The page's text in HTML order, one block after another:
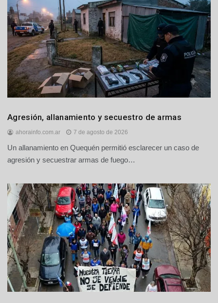
Policiales
Agresión, allanamiento y secuestro de armas
ahorainfo.com.ar 7 de agosto de 2026
Un allanamiento en Quequén permitió esclarecer un caso de
agresión y secuestrar armas de fuego…